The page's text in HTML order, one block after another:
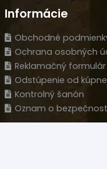
Informácie
Obchodné
Ochrana osobných
Reklamačný formulár
Odstúpenie od
Kontrolný šanón
Oznam o